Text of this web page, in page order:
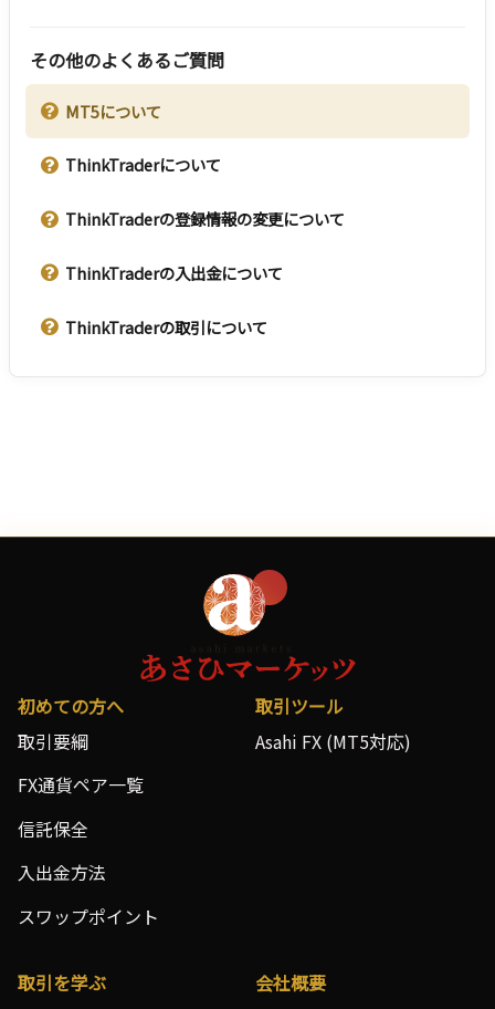
その他のよくあるご質問
MT5について
ThinkTraderについて
ThinkTraderの登録情報の変更について
ThinkTraderの入出金について
ThinkTraderの取引について